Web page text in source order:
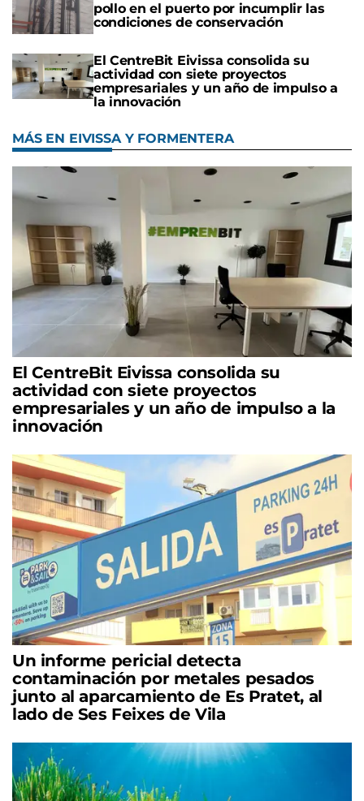
pollo en el puerto por incumplir las
condiciones de conservación
El CentreBit Eivissa consolida su
actividad con siete proyectos
empresariales y un año de impulso a
la innovación
MÁS EN EIVISSA Y FORMENTERA
El CentreBit Eivissa consolida su
actividad con siete proyectos
empresariales y un año de impulso a la
innovación
Un informe pericial detecta
contaminación por metales pesados
junto al aparcamiento de Es Pratet, al
lado de Ses Feixes de Vila